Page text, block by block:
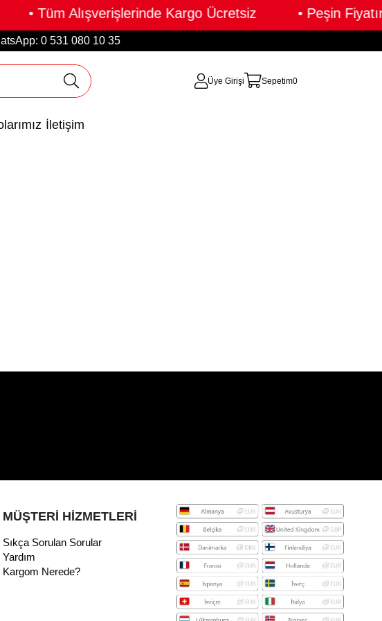
• Tüm Alışverişlerinde Kargo Ücretsiz • Peşin
0 531 080 10 35
Üye Girişi Sepetim0
İletişim
MÜŞTERİ HİZMETLERİ
Sıkça Sorulan Sorular
Yardım
Kargom Nerede?